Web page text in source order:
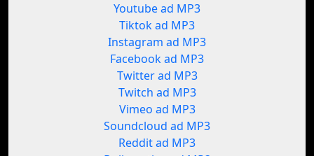
Youtube ad MP3
Tiktok ad MP3
Instagram ad MP3
Facebook ad MP3
Twitter ad MP3
Twitch ad MP3
Vimeo ad MP3
Soundcloud ad MP3
Reddit ad MP3